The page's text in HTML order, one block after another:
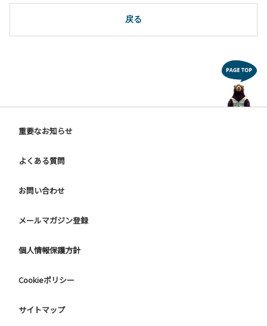
戻る
重要なお知らせ
よくある質問
お問い合わせ
メールマガジン登録
個人情報保護方針
Cookieポリシー
サイトマップ